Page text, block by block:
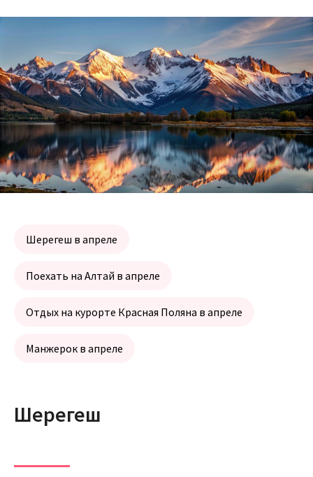
Шерегеш в апреле
Поехать на Алтай в апреле
Отдых на курорте Красная Поляна в апреле
Манжерок в апреле
Шерегеш